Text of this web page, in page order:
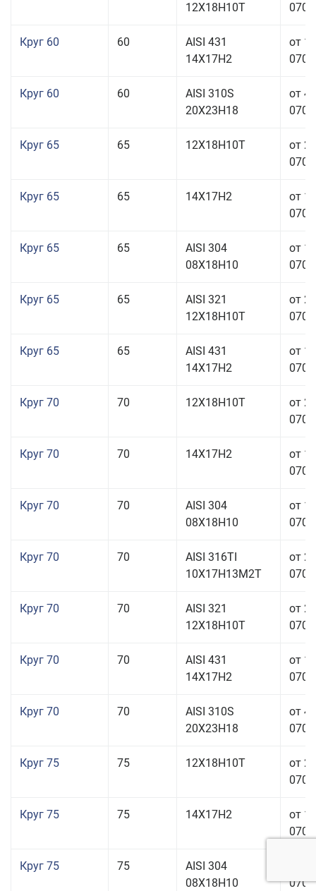
12Х18Н10Т
Круг 60 60
AISI 431
14Х17Н2
от
Круг 60 60
AISI 310S
20Х23Н18
от
Круг 65 65 12Х18Н10Т
от
Круг 65 65 14Х17Н2
от
Круг 65 65
AISI 304
08Х18Н10
от
Круг 65 65
AISI 321
12Х18Н10Т
от
Круг 65 65
AISI 431
14Х17Н2
от
Круг 70 70 12Х18Н10Т
от
Круг 70 70 14Х17Н2
от
Круг 70 70
AISI 304
08Х18Н10
от
Круг 70 70
AISI 316TI
10Х17Н13М2Т
от
Круг 70 70
AISI 321
12Х18Н10Т
от
Круг 70 70
AISI 431
14Х17Н2
от
Круг 70 70
AISI 310S
20Х23Н18
от
Круг 75 75 12Х18Н10Т
от
Круг 75 75 14Х17Н2
от
Круг 75 75
AISI 304
08Х18Н10